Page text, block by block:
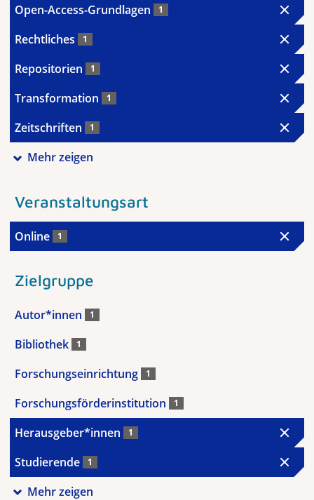
Open-Access-Grundlagen 1
Rechtliches 1
Repositorien 1
Transformation 1
Zeitschriften 1
Mehr zeigen
Veranstaltungsart
Online 1
Zielgruppe
Autor*innen 1
Bibliothek 1
Forschungseinrichtung 1
Forschungsförderinstitution 1
Herausgeber*innen 1
Studierende 1
Mehr zeigen